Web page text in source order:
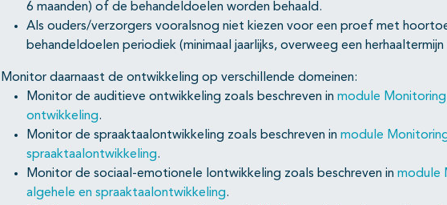
6 maanden) of de behandeldoelen worden behaald.
Als ouders/verzorgers vooralsnog niet kiezen voor een proef met
behandeldoelen periodiek (minimaal jaarlijks, overweeg een herhaaltermijn
Monitor daarnaast de ontwikkeling op verschillende domeinen:
Monitor de auditieve ontwikkeling zoals beschreven in module
ontwikkeling.
Monitor de spraaktaalontwikkeling zoals beschreven in module
spraaktaalontwikkeling.
Monitor de sociaal-emotionele lontwikkeling zoals beschreven in module
algehele en spraaktaalontwikkeling.